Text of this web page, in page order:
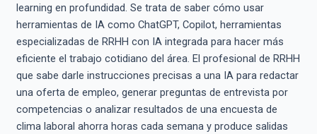
learning en profundidad. Se trata de saber cómo usar
herramientas de IA como ChatGPT, Copilot, herramientas
especializadas de RRHH con IA integrada para hacer más
eficiente el trabajo cotidiano del área. El profesional de RRHH
que sabe darle instrucciones precisas a una IA para redactar
una oferta de empleo, generar preguntas de entrevista por
competencias o analizar resultados de una encuesta de
clima laboral ahorra horas cada semana y produce salidas